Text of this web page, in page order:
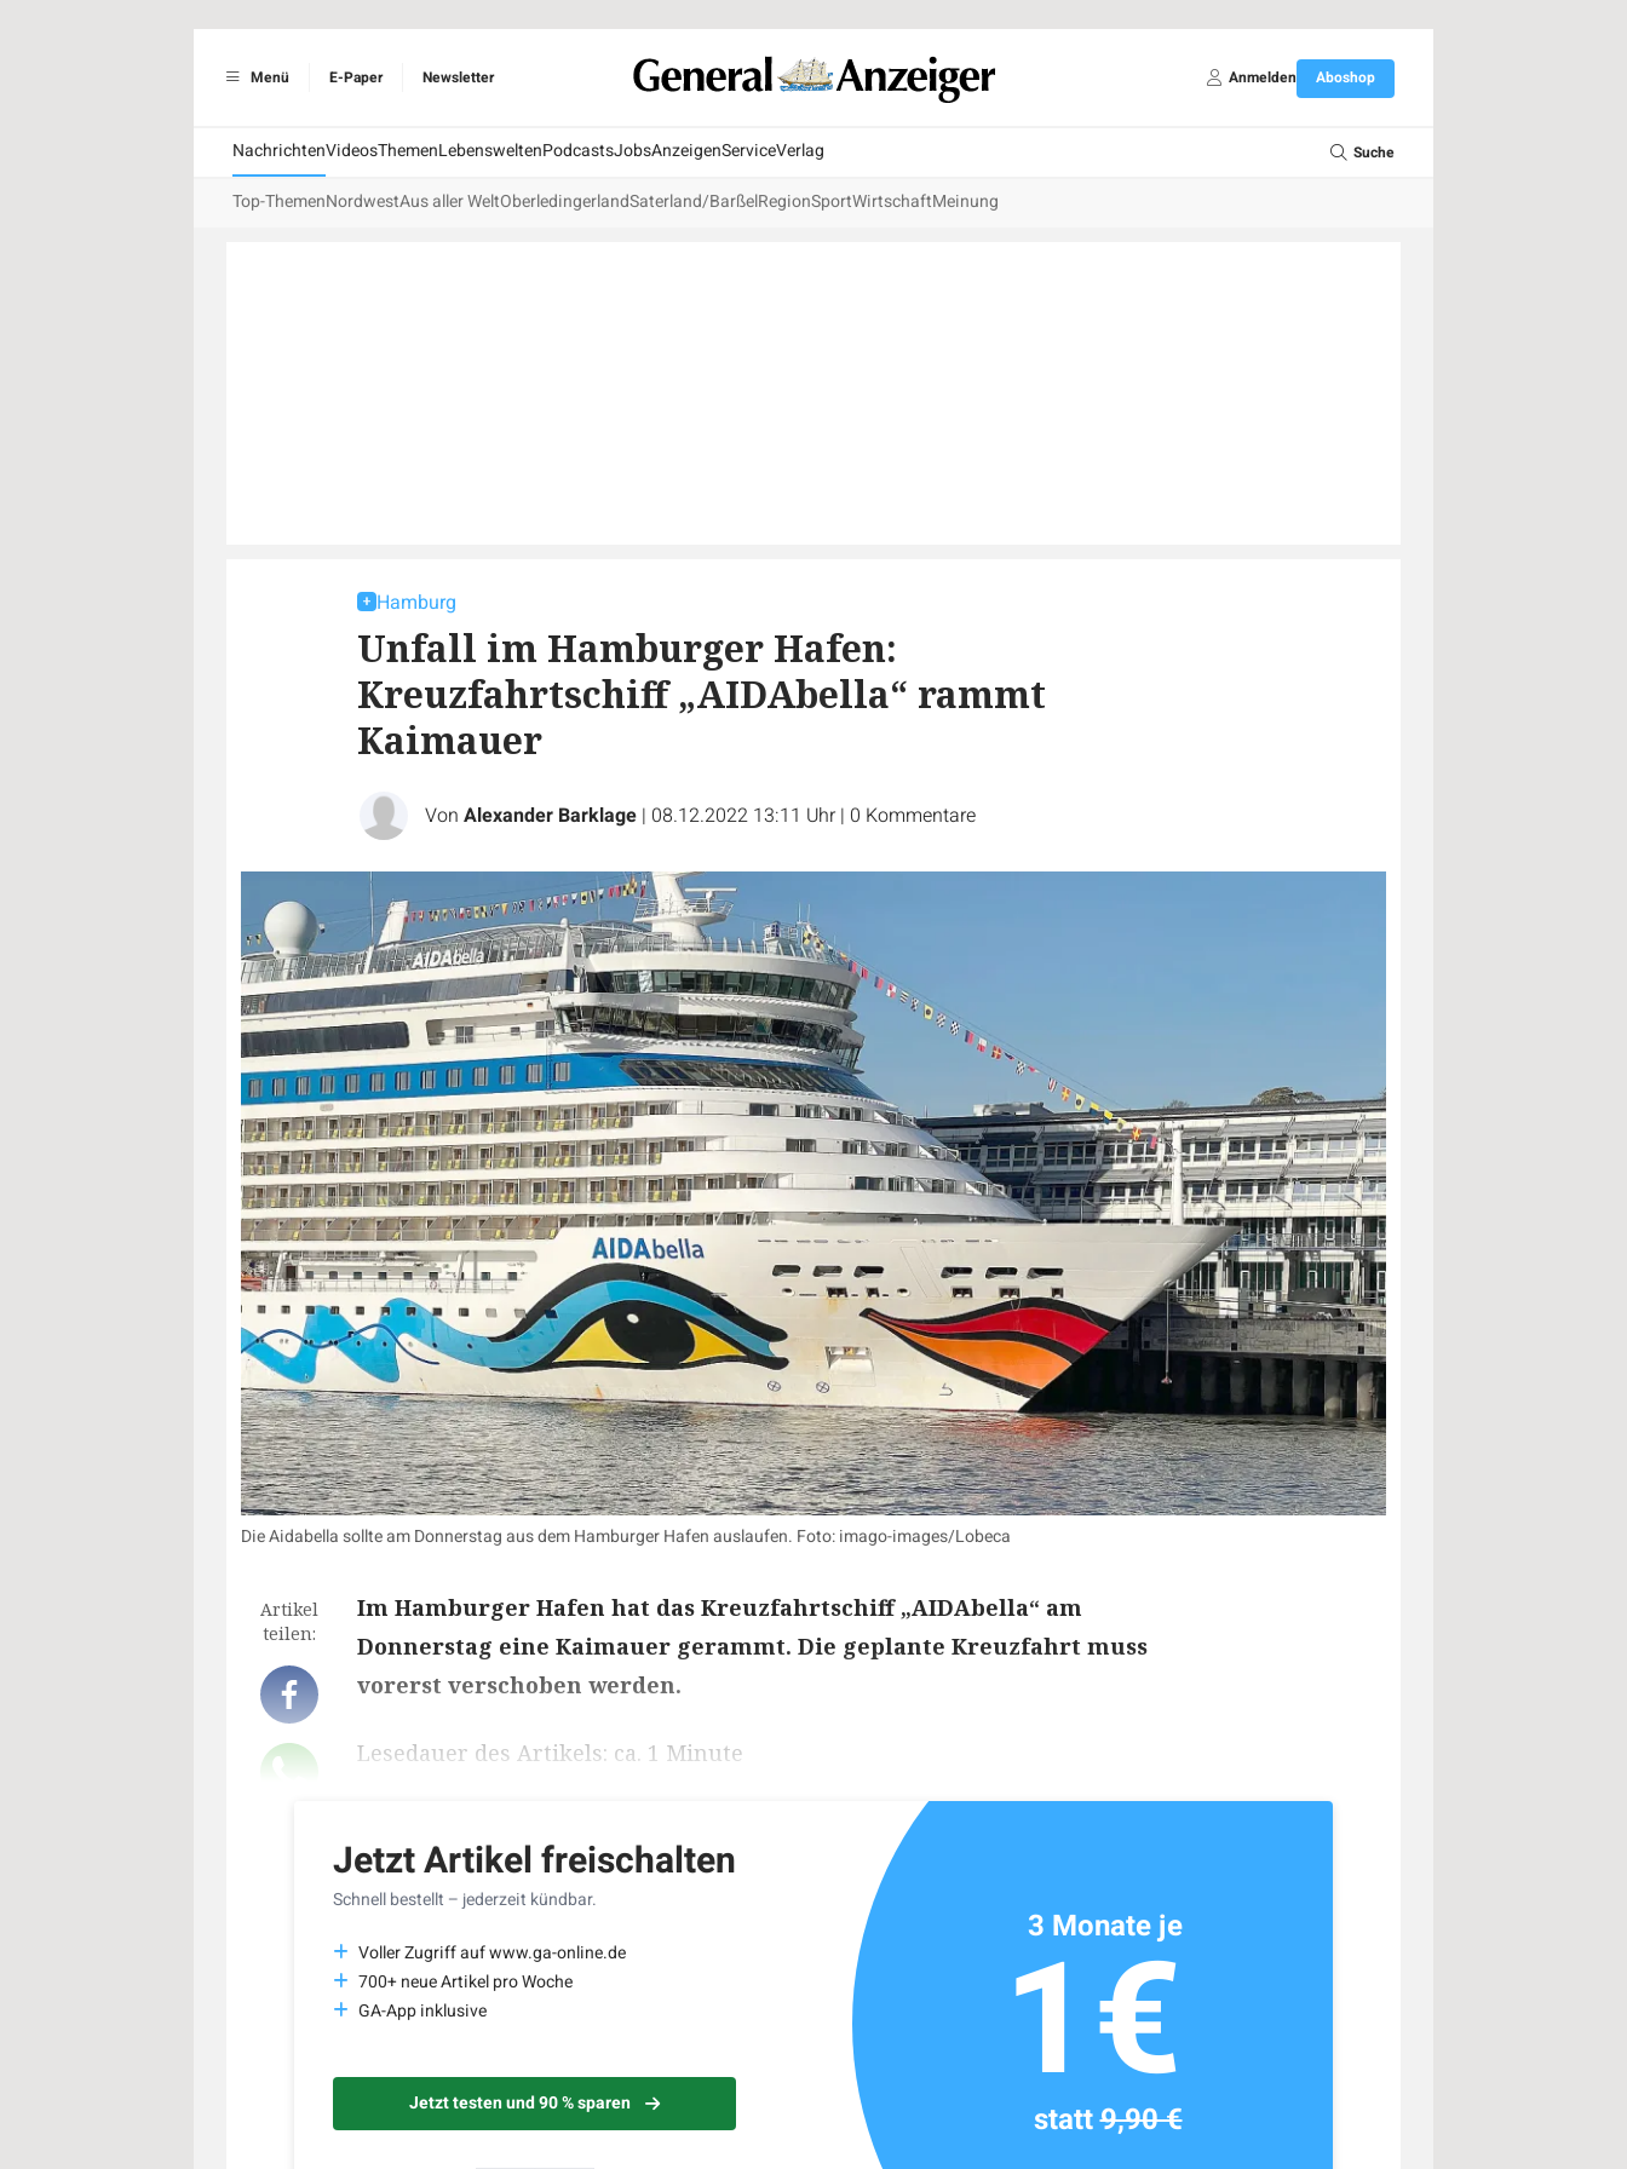
Menü E-Paper Newsletter Anmelden Aboshop
NachrichtenVideosThemenLebensweltenPodcastsJobsAnzeigenServiceVerlag Suche
Top-ThemenNordwestAus aller WeltOberledingerlandSaterland/BarßelRegionSportWirtschaftMeinung
Hamburg
Unfall im Hamburger Hafen:
Kreuzfahrtschiff „AIDAbella“ rammt
Kaimauer
Von Alexander Barklage | 08.12.2022 13:11 Uhr | 0 Kommentare
Die Aidabella sollte am Donnerstag aus dem Hamburger Hafen auslaufen. Foto: imago-images/Lobeca
Artikel
teilen:
Im Hamburger Hafen hat das Kreuzfahrtschiff „AIDAbella“ am
Donnerstag eine Kaimauer gerammt. Die geplante Kreuzfahrt muss
vorerst verschoben werden.
Lesedauer des Artikels: ca. 1 Minute
Jetzt Artikel freischalten
Schnell bestellt – jederzeit kündbar.
Voller Zugriff auf www.ga-online.de
700+ neue Artikel pro Woche
GA-App inklusive
Jetzt testen und 90 % sparen
3 Monate je
1€
statt9,90 €